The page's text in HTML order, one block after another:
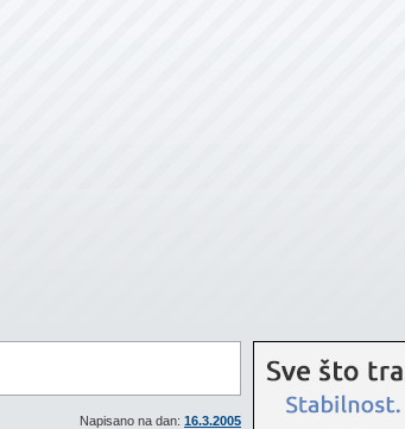
Napisano na dan: 16.3.2005